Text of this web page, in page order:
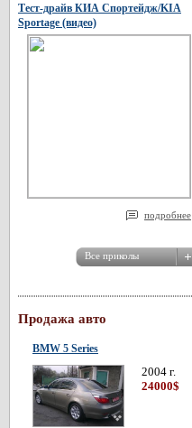
Тест-драйв КИА Спортейдж/KIA
Sportage (видео)
подробнее
Продажа авто
BMW 5 Series
2004 г.
24000$